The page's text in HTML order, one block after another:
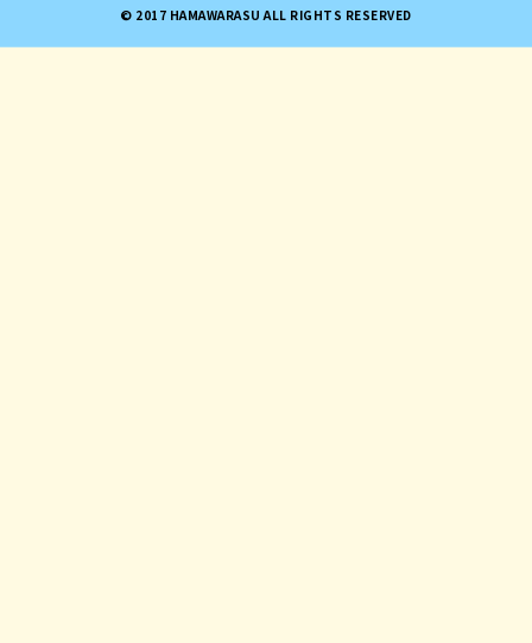
© 2017 HAMAWARASU ALL RIGHTS RESERVED